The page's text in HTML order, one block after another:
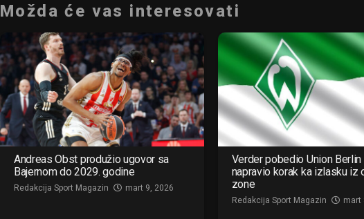
Možda će vas interesovati
Andreas Obst produžio ugovor sa
Bajernom do 2029. godine
Redakcija Sport Magazin mart 9, 2026
Verder pobedio Union Berlin
napravio korak ka izlasku iz
zone
Redakcija Sport Magazin mart